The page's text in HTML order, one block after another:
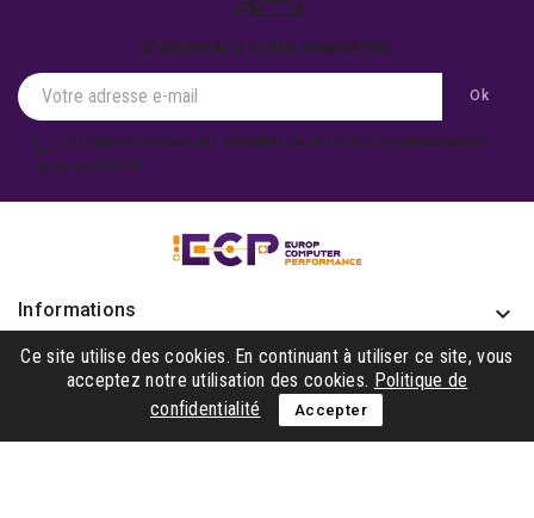
S'abonner à notre newsletter
Je souhaite recevoir des actualités ou des offres promotionnelles
de la part d'ECP.
Informations keyboard_arrow_down
Produits 
Notre société
Ce site utilise des cookies. En continuant à utiliser ce site, vous
acceptez notre utilisation des cookies. Politique de
confidentialité
Accepter
